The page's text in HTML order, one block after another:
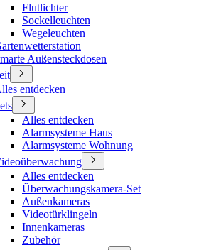
Flutlichter
Sockelleuchten
Wegeleuchten
Außensteckdosen
entdecken
Alles entdecken
Alarmsysteme Haus
Alarmsysteme Wohnung
Alles entdecken
Überwachungskamera-Set
Außenkameras
Videotürklingeln
Innenkameras
Zubehör